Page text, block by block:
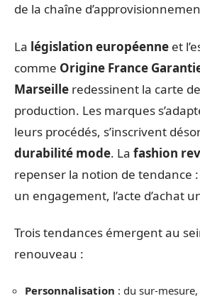
de la chaîne
La législation européenne et
comme Origine France
Marseille redessinent la carte
production. Les marques
leurs procédés, s’inscrivent
durabilité mode. La fashion
repenser la notion de tendance
un engagement, l’acte d’achat
Trois tendances émergent au
renouveau :
Personnalisation : du sur-